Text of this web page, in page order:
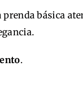
básica
.